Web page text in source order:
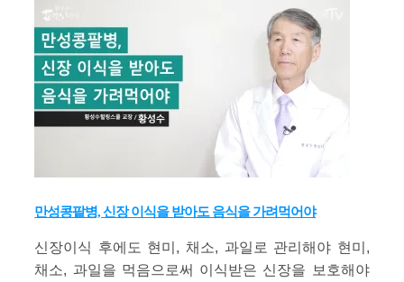
만성콩팥병, 신장 이식을 받아도 음식을 가려먹어야
신장이식 후에도 현미, 채소, 과일로 관리해야 현미,
채소, 과일을 먹음으로써 이식받은 신장을 보호해야